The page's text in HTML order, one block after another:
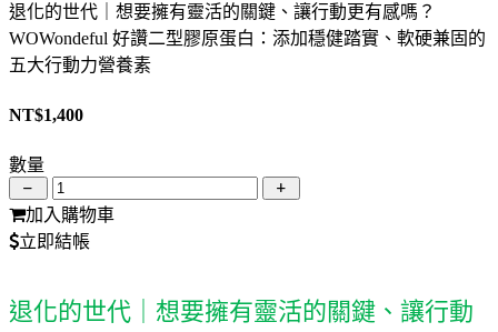
退化的世代｜想要擁有靈活的關鍵、讓行動更有感嗎？
WOWondeful 好讚二型膠原蛋白：添加穩健踏實、軟硬兼固的
五大行動力營養素
NT$1,400
數量
加入購物車
立即結帳
退化的世代｜想要擁有靈活的關鍵、讓行動